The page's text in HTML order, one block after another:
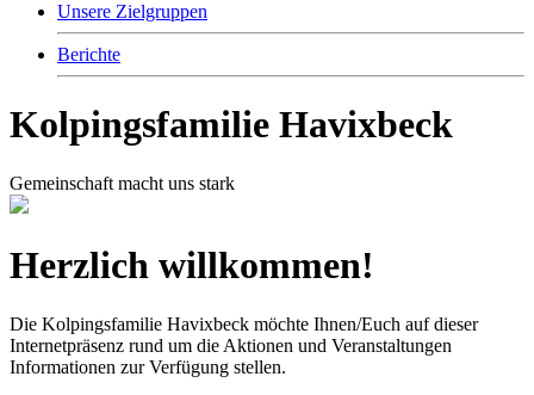
Unsere Zielgruppen
Berichte
Kolpingsfamilie Havixbeck
Gemeinschaft macht uns stark
Herzlich willkommen!
Die Kolpingsfamilie Havixbeck möchte Ihnen/Euch auf dieser
Internetpräsenz rund um die Aktionen und Veranstaltungen
Informationen zur Verfügung stellen.